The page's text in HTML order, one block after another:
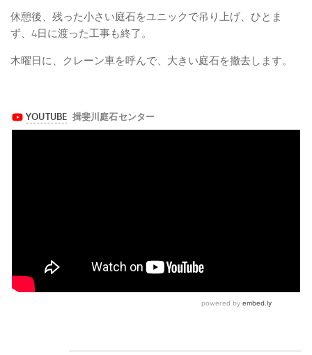
休憩後、残った小さい庭石をユニックで吊り上げ、ひとま
ず、4日に渡った工事も終了。
木曜日に、クレーン車を呼んで、大きい庭石を撤去します。